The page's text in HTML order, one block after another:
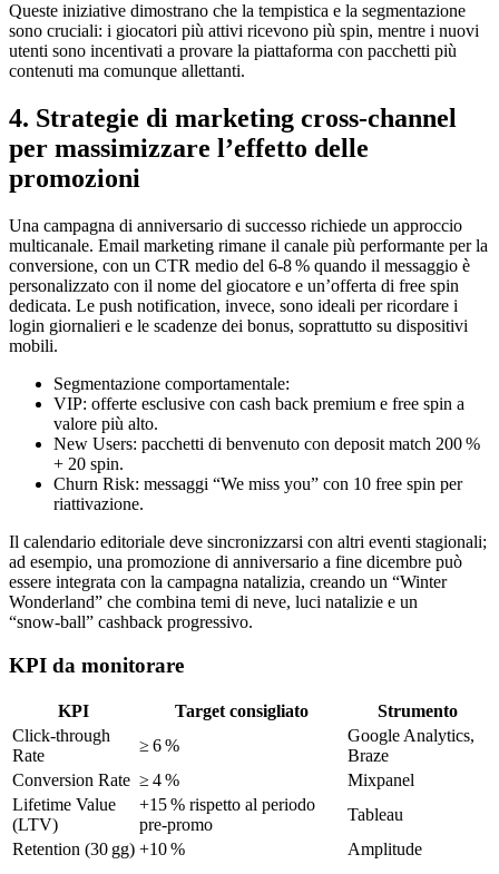
Queste iniziative dimostrano che la tempistica e la segmentazione
sono cruciali: i giocatori più attivi ricevono più spin, mentre i nuovi
utenti sono incentivati a provare la piattaforma con pacchetti più
contenuti ma comunque allettanti.
4. Strategie di marketing cross‑channel
per massimizzare l’effetto delle
promozioni
Una campagna di anniversario di successo richiede un approccio
multicanale. Email marketing rimane il canale più performante per la
conversione, con un CTR medio del 6‑8 % quando il messaggio è
personalizzato con il nome del giocatore e un’offerta di free spin
dedicata. Le push notification, invece, sono ideali per ricordare i
login giornalieri e le scadenze dei bonus, soprattutto su dispositivi
mobili.
Segmentazione comportamentale:
VIP: offerte esclusive con cash back premium e free spin a
valore più alto.
New Users: pacchetti di benvenuto con deposit match 200 %
+ 20 spin.
Churn Risk: messaggi “We miss you” con 10 free spin per
riattivazione.
Il calendario editoriale deve sincronizzarsi con altri eventi stagionali;
ad esempio, una promozione di anniversario a fine dicembre può
essere integrata con la campagna natalizia, creando un “Winter
Wonderland” che combina temi di neve, luci natalizie e un
“snow‑ball” cashback progressivo.
KPI da monitorare
KPI Target consigliato
Strumento
Click‑through
Rate
≥ 6 %
Google Analytics,
Braze
Conversion Rate ≥ 4 %
Mixpanel
Lifetime Value
(LTV)
+15 % rispetto al periodo
pre‑promo
Tableau
Retention (30 gg) +10 % Amplitude